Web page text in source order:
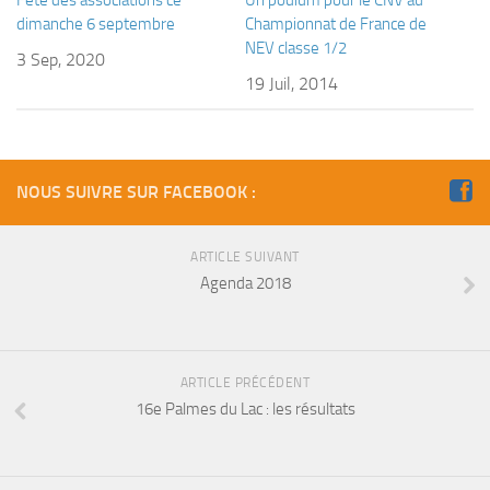
Sorties 2025
dimanche 6 septembre
3 Sep, 2020
Championnat de France de
NEV classe 1/2
19 Juil, 2014
NOUS SUIVRE SUR FACEBOOK :
ARTICLE SUIVANT
Agenda 2018
ARTICLE PRÉCÉDENT
16e Palmes du Lac : les résultats